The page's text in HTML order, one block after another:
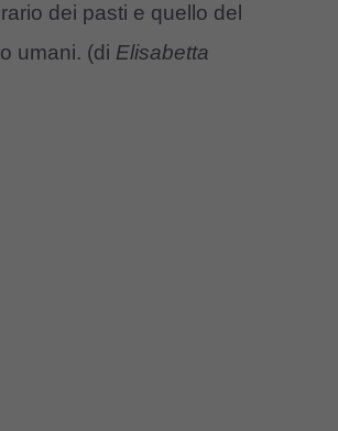
dei pasti e quello del
umani. (di Elisabetta